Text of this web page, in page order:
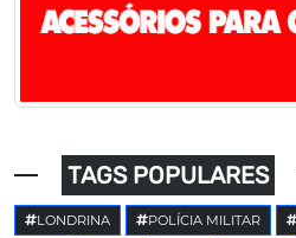
TAGS POPULARES
LONDRINA POLÍCIA MILITAR